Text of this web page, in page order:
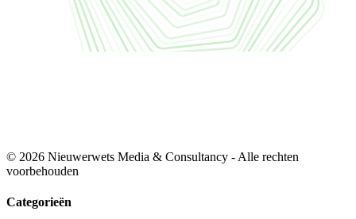
© 2026 Nieuwerwets Media & Consultancy - Alle rechten
voorbehouden
Categorieën